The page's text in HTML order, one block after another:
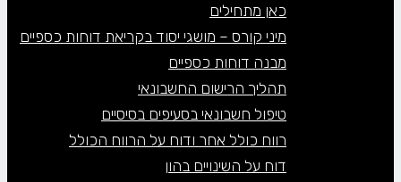
כאן מתחילים
מיני קורס – מושגי יסוד בקריאת דוחות כספיים
מבנה דוחות כספיים
תהליך הרישום החשבונאי
טיפול חשבונאי בסעיפים בסיסיים
רווח כולל אחר ודוח על הרווח הכולל
דוח על השינויים בהון